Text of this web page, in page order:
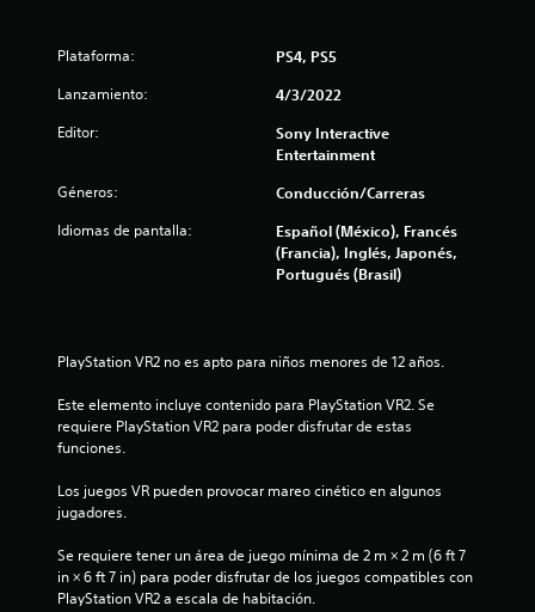
t
n
i
a
e
s
t
c
i
a
Plataforma: PS4, PS5
Lanzamiento: 4/3/2022
Editor:
Sony Interactive
Entertainment
Géneros: Conducción/Carreras
Idiomas de pantalla:
Español (México), Francés
(Francia), Inglés, Japonés,
Portugués (Brasil)
PlayStation VR2 no es apto para niños menores de 12 años.
Este elemento incluye contenido para PlayStation VR2. Se
requiere PlayStation VR2 para poder disfrutar de estas
funciones.
Los juegos VR pueden provocar mareo cinético en algunos
jugadores.
Se requiere tener un área de juego mínima de 2 m × 2 m (6 ft 7
in × 6 ft 7 in) para poder disfrutar de los juegos compatibles con
PlayStation VR2 a escala de habitación.